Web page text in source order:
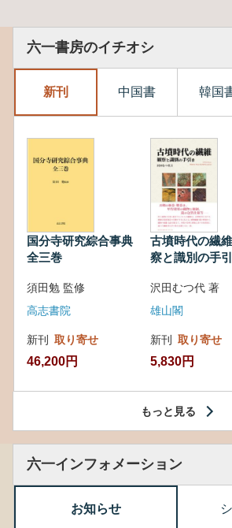
六一書房のイチオシ
新刊 中国書 韓国
国分寺研究綜合事典
全三巻
須田勉 監修
高志書院
新刊 取り寄せ
46,200円
古墳時代の繊
察と識別の手
沢田むつ代 著
雄山閣
新刊 取り寄せ
5,830円
もっと見る
六一インフォメーション
お知らせ